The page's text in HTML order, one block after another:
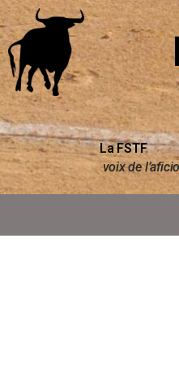
La FSTF
voix de